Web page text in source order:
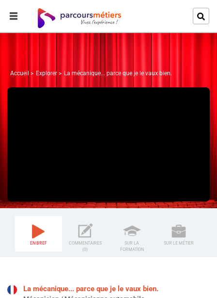
Accueil Explorer La mécanique... parce que je le vaux bien.
EN BREF
COMMENTAIRES
(0)
SUR LA
FORMATION
SUR LE MÉTIER
La mécanique... parce que je le vaux bien.